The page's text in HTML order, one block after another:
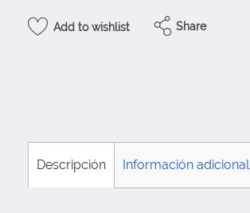
Add to wishlist Share
Descripción Información adicional